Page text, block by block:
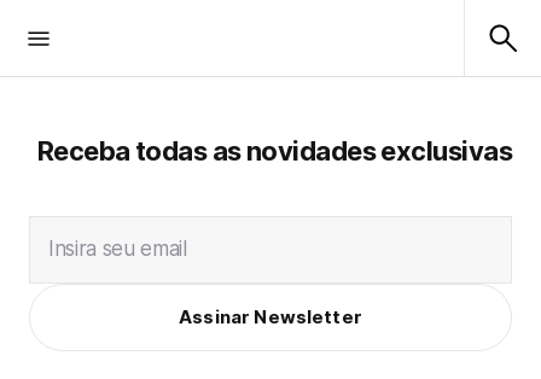
Receba todas as novidades exclusivas
Insira seu email
Assinar Newsletter